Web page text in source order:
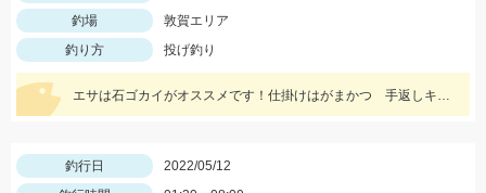
釣場
敦賀エリア
釣り方
投げ釣り
エサは石ゴカイがオススメです！仕掛けはがまかつ 手返しキス6号を使用しました
釣行日
2022/05/12